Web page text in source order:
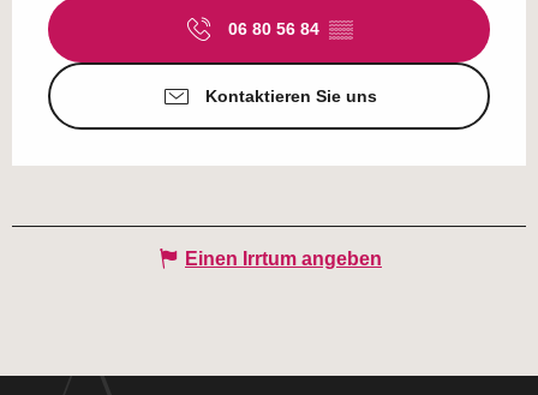
06 80 56 84 ▒▒
Kontaktieren Sie uns
Einen Irrtum angeben